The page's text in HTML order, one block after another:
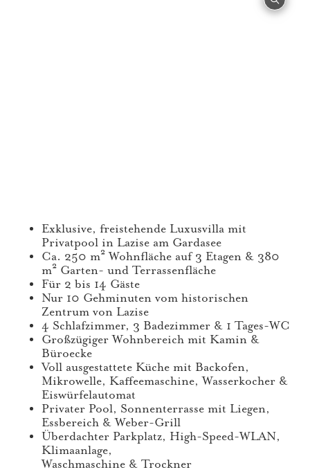
Exklusive, freistehende Luxusvilla mit
Privatpool in Lazise am Gardasee
Ca. 250 m² Wohnfläche auf 3 Etagen & 380
m² Garten- und Terrassenfläche
Für 2 bis 14 Gäste
Nur 10 Gehminuten vom historischen
Zentrum von Lazise
4 Schlafzimmer, 3 Badezimmer & 1 Tages-WC
Großzügiger Wohnbereich mit Kamin &
Büroecke
Voll ausgestattete Küche mit Backofen,
Mikrowelle, Kaffeemaschine, Wasserkocher &
Eiswürfelautomat
Privater Pool, Sonnenterrasse mit Liegen,
Essbereich & Weber-Grill
Überdachter Parkplatz, High-Speed-WLAN,
Klimaanlage,
Waschmaschine & Trockner